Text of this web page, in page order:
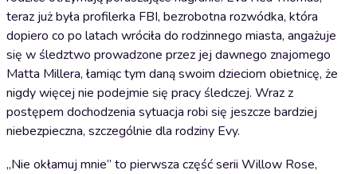
teraz już była profilerka FBI, bezrobotna rozwódka, która
dopiero co po latach wróciła do rodzinnego miasta, angażuje
się w śledztwo prowadzone przez jej dawnego znajomego
Matta Millera, łamiąc tym daną swoim dzieciom obietnicę, że
nigdy więcej nie podejmie się pracy śledczej. Wraz z
postępem dochodzenia sytuacja robi się jeszcze bardziej
niebezpieczna, szczególnie dla rodziny Evy.
„Nie okłamuj mnie” to pierwsza część serii Willow Rose,